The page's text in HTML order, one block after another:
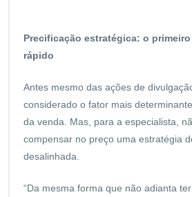
Precificação estratégica: o
rápido
Antes mesmo das ações de
considerado o fator mais
da venda. Mas, para a especialista,
compensar no preço uma estratégia
desalinhada.
“Da mesma forma que não adianta